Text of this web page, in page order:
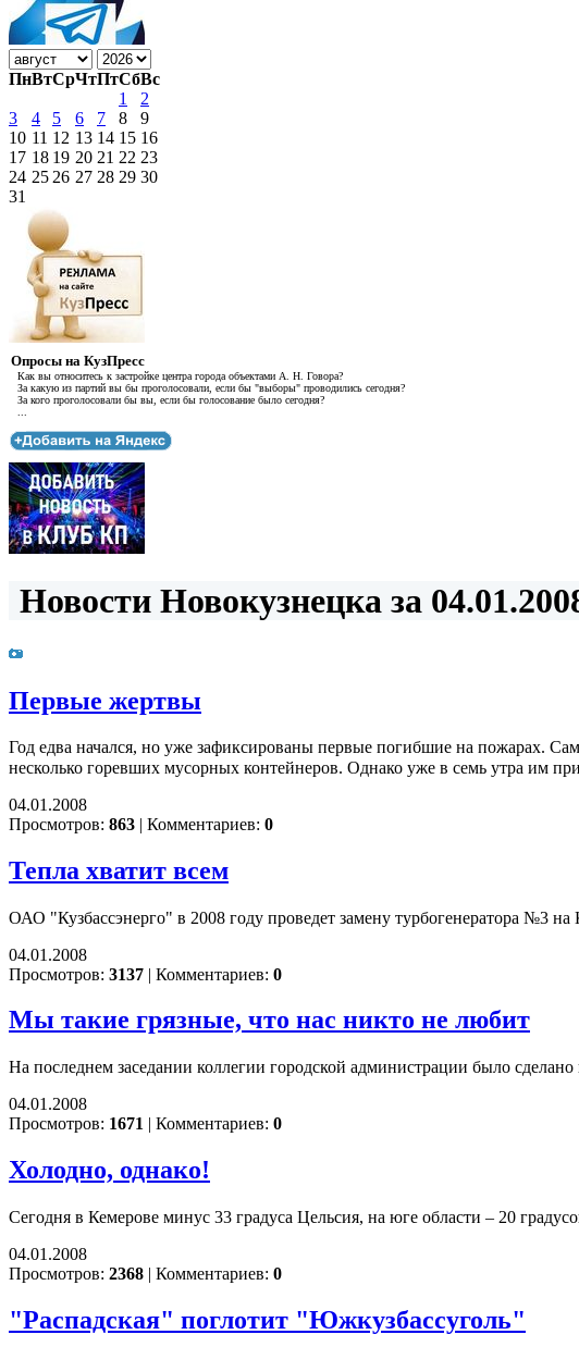
ПнВтСрЧтПтСбВс
1
2
3
4 5 6 7 8
9
10 11 12 13 14 15 16
17 18 19 20 21 22 23
24 25 26 27 28 29 30
31
Опросы на КузПресс
Как вы относитесь к застройке центра города объектами А. Н. Говора?
За какую из партий вы бы проголосовали, если бы "выборы" проводились сегодня?
За кого проголосовали бы вы, если бы голосование было сегодня?
Новости Новокузнецка за
Первые жертвы
Год едва начался, но уже зафиксированы первые погибшие на пожарах.
несколько горевших мусорных контейнеров. Однако уже в семь утра им
04.01.2008
Просмотров: 863 | Комментариев: 0
Тепла хватит всем
ОАО "Кузбассэнерго" в 2008 году проведет замену турбогенератора №3
04.01.2008
Просмотров: 3137 | Комментариев: 0
Мы такие грязные, что нас никто не любит
На последнем заседании коллегии городской администрации было сделано
04.01.2008
Просмотров: 1671 | Комментариев: 0
Холодно, однако!
Сегодня в Кемерове минус 33 градуса Цельсия, на юге области – 20
04.01.2008
Просмотров: 2368 | Комментариев: 0
"Распадская" поглотит "Южкузбассуголь"